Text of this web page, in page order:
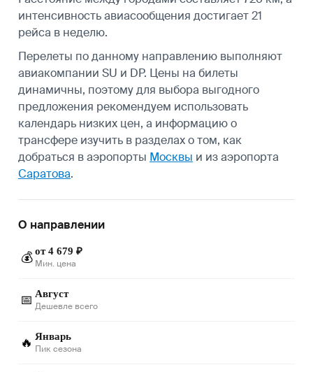
интенсивность авиасообщения достигает 21
рейса в неделю.
Перелеты по данному направлению выполняют
авиакомпании SU и DP. Цены на билеты
динамичны, поэтому для выбора выгодного
предложения рекомендуем использовать
календарь низких цен, а информацию о
трансфере изучить в разделах о том, как
добраться в аэропорты Москвы и из аэропорта
Саратова.
О направлении
💰 от 4 679 ₽
Мин. цена
📅 Август
Дешевле всего
🔥 Январь
Пик сезона